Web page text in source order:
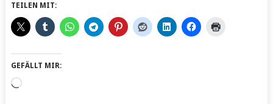
TEILEN MIT:
GEFÄLLT MIR:
Wird